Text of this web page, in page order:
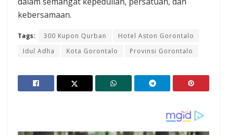
kebersamaan.
Tags: 300 Kupon Qurban
Hotel Aston Gorontalo
Idul Adha
Kota Gorontalo Provinsi Gorontalo